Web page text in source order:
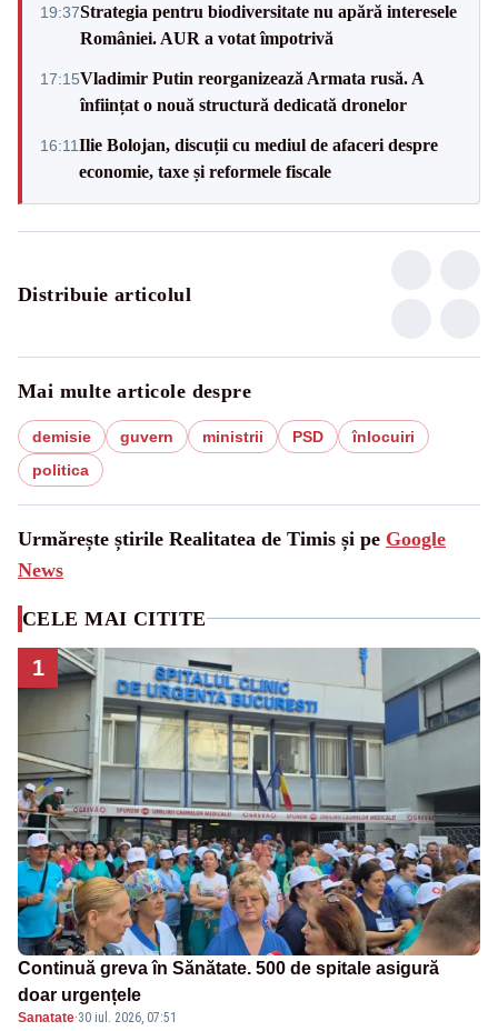
19:37Strategia pentru biodiversitate nu apără interesele
României. AUR a votat împotrivă
17:15Vladimir Putin reorganizează Armata rusă. A
înființat o nouă structură dedicată dronelor
16:11Ilie Bolojan, discuții cu mediul de afaceri despre
economie, taxe și reformele fiscale
Distribuie articolul
Mai multe articole despre
demisie guvern ministrii PSD
înlocuiri
politica
Urmărește știrile Realitatea de Timis și pe Google
News
CELE MAI CITITE
1
Continuă greva în Sănătate. 500 de spitale asigură
doar urgențele
Sanatate·30 iul. 2026, 07:51